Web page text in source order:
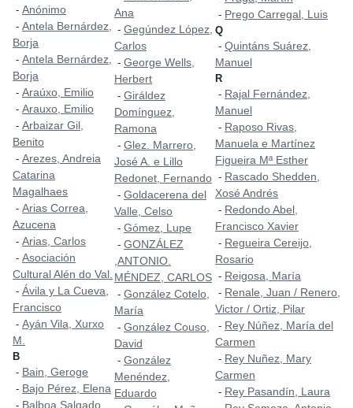
- Anónimo
- Antela Bernárdez,
Borja
- Antela Bernárdez,
Borja
- Araúxo, Emilio
- Arauxo, Emilio
- Arbaizar Gil,
Benito
- Arezes, Andreia
Catarina
Magalhaes
- Arias Correa,
Azucena
- Arias, Carlos
- Asociación
Cultural Alén do Val.
- Ávila y La Cueva,
Francisco
- Ayán Vila, Xurxo
M.
B
- Bain, Geroge
- Bajo Pérez, Elena
- Balboa Salgado,
Ana
- Gegúndez López,
Carlos
- George Wells,
Herbert
- Giráldez
Domínguez,
Ramona
- Glez. Marrero,
José A. e Lillo
Redonet, Fernando
- Goldacerena del
Valle, Celso
- Gómez, Lupe
- GONZÁLEZ
,ANTONIO.
MÉNDEZ, CARLOS
- González Cotelo,
María
- González Couso,
David
- González
Menéndez,
Eduardo
- Prego Carregal, Luis
Q
- Quintáns Suárez,
Manuel
R
- Rajal Fernández,
Manuel
- Raposo Rivas,
Manuela e Martínez
Figueira Mª Esther
- Rascado Shedden,
Xosé Andrés
- Redondo Abel,
Francisco Xavier
- Regueira Cereijo,
Rosario
- Reigosa, María
- Renale, Juan / Renero,
Victor / Ortiz, Pilar
- Rey Núñez, María del
Carmen
- Rey Nuñez, Mary
Carmen
- Rey Pasandín, Laura